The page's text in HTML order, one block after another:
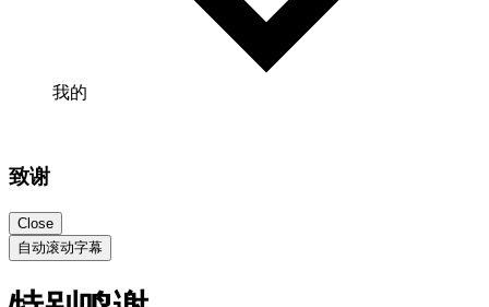
我的
致谢
Close
自动滚动字幕